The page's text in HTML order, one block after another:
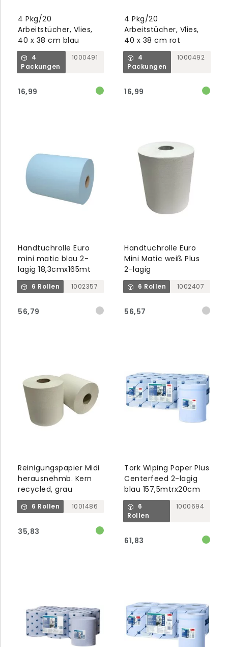
4 Pkg/20
Arbeitstücher, Vlies,
40 x 38 cm blau
4
Packungen
1000491
16,99
4 Pkg/20
Arbeitstücher, Vlies,
40 x 38 cm rot
4
Packungen
1000492
16,99
Handtuchrolle Euro
mini matic blau 2-
lagig 18,3cmx165mt
6 Rollen 1002357
56,79
Handtuchrolle Euro
Mini Matic weiß Plus
2-lagig
6 Rollen 1002407
56,57
Reinigungspapier Midi
herausnehmb. Kern
recycled, grau
6 Rollen 1001486
35,83
Tork Wiping Paper Plus
Centerfeed 2-lagig
blau 157,5mtrx20cm
6
Rollen
1000694
61,83